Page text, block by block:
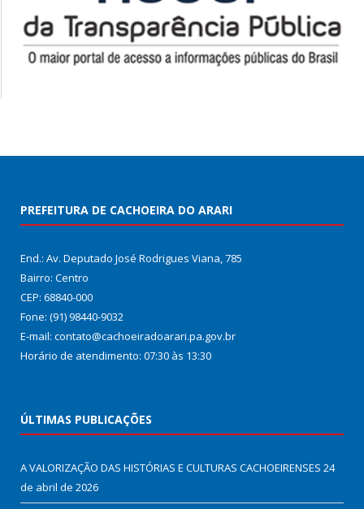
PREFEITURA DE CACHOEIRA DO ARARI
End.: Av. Deputado José Rodrigues Viana, 785
Bairro: Centro
CEP: 68840-000
Fone: (91) 98440-9032
E-mail: contato@cachoeiradoarari.pa.gov.br
Horário de atendimento: 07:30 às 13:30
ÚLTIMAS PUBLICAÇÕES
A VALORIZAÇÃO DAS HISTÓRIAS E CULTURAS CACHOEIRENSES 24
de abril de 2026